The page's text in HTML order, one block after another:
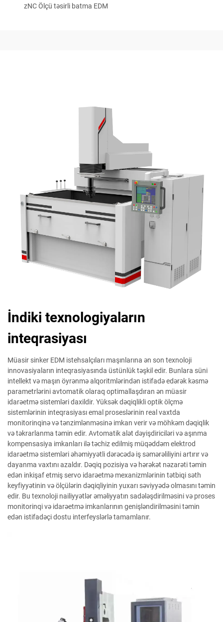
zNC Ölçü təsirli batma EDM
İndiki texnologiyaların
inteqrasiyası
Müasir sinker EDM istehsalçıları maşınlarına ən son texnoloji
innovasiyaların inteqrasiyasında üstünlük təşkil edir. Bunlara süni
intellekt və maşın öyrənmə alqoritmlərindən istifadə edərək kəsmə
parametrlərini avtomatik olaraq optimallaşdıran ən müasir
idarəetmə sistemləri daxildir. Yüksək dəqiqlikli optik ölçmə
sistemlərinin inteqrasiyası emal proseslərinin real vaxtda
monitorinqinə və tənzimlənməsinə imkan verir və möhkəm dəqiqlik
və təkrarlanma təmin edir. Avtomatik alət dəyişdiriciləri və aşınma
kompensasiya imkanları ilə təchiz edilmiş müqəddəm elektrod
idarəetmə sistemləri əhəmiyyətli dərəcədə iş səmərəliliyini artırır və
dayanma vaxtını azaldır. Dəqiq pozisiya və hərəkət nəzarəti təmin
edən inkişaf etmiş servo idarəetmə mexanizmlərinin tətbiqi səth
keyfiyyətinin və ölçülərin dəqiqliyinin yuxarı səviyyədə olmasını təmin
edir. Bu texnoloji nailiyyətlər əməliyyatın sadələşdirilməsini və proses
monitorinqi və idarəetmə imkanlarının genişləndirilməsini təmin
edən istifadəçi dostu interfeyslərlə tamamlanır.